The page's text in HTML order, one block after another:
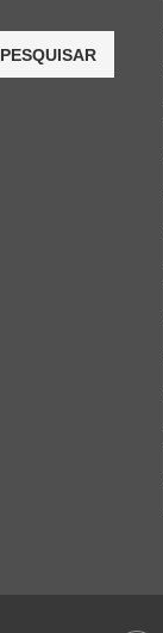
PESQUISAR